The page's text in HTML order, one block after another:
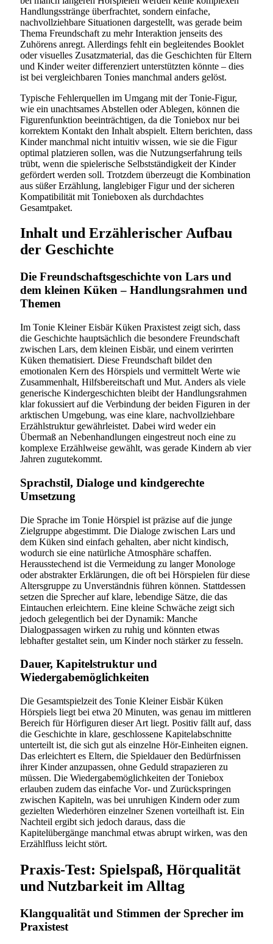
Handlungsstränge überfrachtet, sondern einfache,
nachvollziehbare Situationen dargestellt, was gerade beim
Thema Freundschaft zu mehr Interaktion jenseits des
Zuhörens anregt. Allerdings fehlt ein begleitendes Booklet
oder visuelles Zusatzmaterial, das die Geschichten für Eltern
und Kinder weiter differenziert unterstützten könnte – dies
ist bei vergleichbaren Tonies manchmal anders gelöst.
Typische Fehlerquellen im Umgang mit der Tonie-Figur,
wie ein unachtsames Abstellen oder Ablegen, können die
Figurenfunktion beeinträchtigen, da die Toniebox nur bei
korrektem Kontakt den Inhalt abspielt. Eltern berichten, dass
Kinder manchmal nicht intuitiv wissen, wie sie die Figur
optimal platzieren sollen, was die Nutzungserfahrung teils
trübt, wenn die spielerische Selbstständigkeit der Kinder
gefördert werden soll. Trotzdem überzeugt die Kombination
aus süßer Erzählung, langlebiger Figur und der sicheren
Kompatibilität mit Tonieboxen als durchdachtes
Gesamtpaket.
Inhalt und Erzählerischer Aufbau
der Geschichte
Die Freundschaftsgeschichte von Lars und
dem kleinen Küken – Handlungsrahmen und
Themen
Im Tonie Kleiner Eisbär Küken Praxistest zeigt sich, dass
die Geschichte hauptsächlich die besondere Freundschaft
zwischen Lars, dem kleinen Eisbär, und einem verirrten
Küken thematisiert. Diese Freundschaft bildet den
emotionalen Kern des Hörspiels und vermittelt Werte wie
Zusammenhalt, Hilfsbereitschaft und Mut. Anders als viele
generische Kindergeschichten bleibt der Handlungsrahmen
klar fokussiert auf die Verbindung der beiden Figuren in der
arktischen Umgebung, was eine klare, nachvollziehbare
Erzählstruktur gewährleistet. Dabei wird weder ein
Übermaß an Nebenhandlungen eingestreut noch eine zu
komplexe Erzählweise gewählt, was gerade Kindern ab vier
Jahren zugutekommt.
Sprachstil, Dialoge und kindgerechte
Umsetzung
Die Sprache im Tonie Hörspiel ist präzise auf die junge
Zielgruppe abgestimmt. Die Dialoge zwischen Lars und
dem Küken sind einfach gehalten, aber nicht kindisch,
wodurch sie eine natürliche Atmosphäre schaffen.
Herausstechend ist die Vermeidung zu langer Monologe
oder abstrakter Erklärungen, die oft bei Hörspielen für diese
Altersgruppe zu Unverständnis führen können. Stattdessen
setzen die Sprecher auf klare, lebendige Sätze, die das
Eintauchen erleichtern. Eine kleine Schwäche zeigt sich
jedoch gelegentlich bei der Dynamik: Manche
Dialogpassagen wirken zu ruhig und könnten etwas
lebhafter gestaltet sein, um Kinder noch stärker zu fesseln.
Dauer, Kapitelstruktur und
Wiedergabemöglichkeiten
Die Gesamtspielzeit des Tonie Kleiner Eisbär Küken
Hörspiels liegt bei etwa 20 Minuten, was genau im mittleren
Bereich für Hörfiguren dieser Art liegt. Positiv fällt auf, dass
die Geschichte in klare, geschlossene Kapitelabschnitte
unterteilt ist, die sich gut als einzelne Hör-Einheiten eignen.
Das erleichtert es Eltern, die Spieldauer den Bedürfnissen
ihrer Kinder anzupassen, ohne Geduld strapazieren zu
müssen. Die Wiedergabemöglichkeiten der Toniebox
erlauben zudem das einfache Vor- und Zurückspringen
zwischen Kapiteln, was bei unruhigen Kindern oder zum
gezielten Wiederhören einzelner Szenen vorteilhaft ist. Ein
Nachteil ergibt sich jedoch daraus, dass die
Kapitelübergänge manchmal etwas abrupt wirken, was den
Erzählfluss leicht stört.
Praxis-Test: Spielspaß, Hörqualität
und Nutzbarkeit im Alltag
Klangqualität und Stimmen der Sprecher im
Praxistest